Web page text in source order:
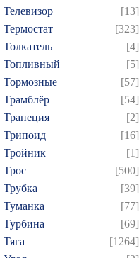
Телевизор
[13]
Термостат
[323]
Толкатель
[4]
Топливный
[5]
Тормозные
[57]
Трамблёр
[54]
Трапеция
[2]
Трипоид
[16]
Тройник
[1]
Трос
[500]
Трубка
[39]
Туманка
[77]
Турбина
[69]
Тяга
[1264]